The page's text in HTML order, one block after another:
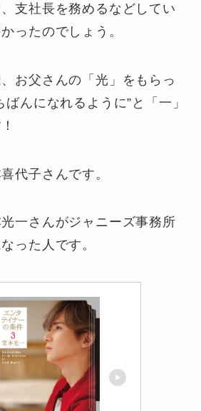
支社長を務めるなどしてい
ったのでしょう。
お父さんの「光」をもらっ
んになれるように”と「一」
代子さんです。
一さんがジャニーズ事務所
った人です。